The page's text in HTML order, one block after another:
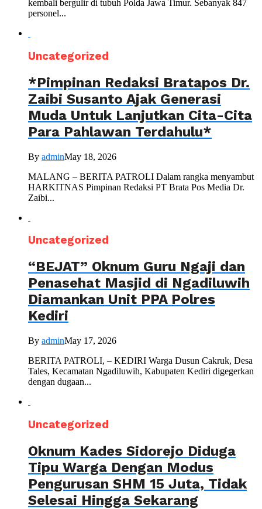
kembali bergulir di tubuh Polda Jawa Timur. Sebanyak 847
personel...
Uncategorized
*Pimpinan Redaksi Bratapos Dr.
Zaibi Susanto Ajak Generasi
Muda Untuk Lanjutkan Cita-Cita
Para Pahlawan Terdahulu*
By adminMay 18, 2026
MALANG – BERITA PATROLI Dalam rangka menyambut
HARKITNAS Pimpinan Redaksi PT Brata Pos Media Dr.
Zaibi...
Uncategorized
“BEJAT” Oknum Guru Ngaji dan
Penasehat Masjid di Ngadiluwih
Diamankan Unit PPA Polres
Kediri
By adminMay 17, 2026
BERITA PATROLI, – KEDIRI Warga Dusun Cakruk, Desa
Tales, Kecamatan Ngadiluwih, Kabupaten Kediri digegerkan
dengan dugaan...
Uncategorized
Oknum Kades Sidorejo Diduga
Tipu Warga Dengan Modus
Pengurusan SHM 15 Juta, Tidak
Selesai Hingga Sekarang